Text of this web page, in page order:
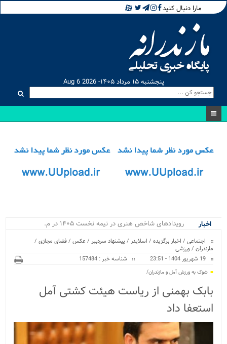
مارا دنبال کنید
پنجشنبه ۱۵ مرداد ۱۴۰۵- Aug 6 2026
اخبار
رویدادهای شاخص هنری در نیمه نخست ۱۴۰۵ در مازندران .
اجتماعی / اخبار برگزیده / اسلایدر / پیشنهاد سردبیر / عکس /فضای مجازی /
مازندران /ورزشی
19 شهریور 1404 - 23:51
شناسه خبر : 157484
شوک به ورزش آمل و مازندران/
بابک بهمنی از ریاست هیئت کشتی آمل
استعفا داد